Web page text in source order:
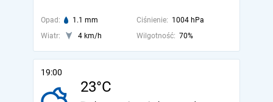
Opad: 1.1 mm Ciśnienie: 1004 hPa
Wiatr:
4 km/h Wilgotność: 70%
19:00
23°C